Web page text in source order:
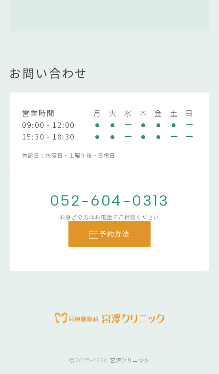
お問い合わせ
営業時間 月 火 水 木 金 土
日
09:00 - 12:00
15:30 - 18:30
休診日：水曜日・土曜午後・日祝日
052-604-0313
お急ぎの方はお電話でご相談ください
予約方法
2025–2026 宮澤クリニック